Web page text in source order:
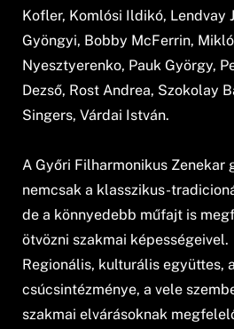
Kofler, Komlósi Ildikó, Lendvay
Gyöngyi, Bobby McFerrin,
Nyesztyerenko, Pauk György,
Dezső, Rost Andrea, Szokolay
Singers, Várdai István.
A Győri Filharmonikus Zenekar
nemcsak a klasszikus-
de a könnyedebb műfajt is
ötvözni szakmai képességeivel.
Regionális, kulturális együttes,
csúcsintézménye, a vele
szakmai elvárásoknak